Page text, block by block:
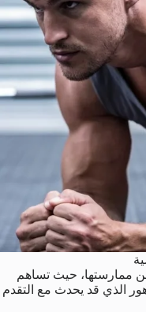
ممارستها، حيث تساهم
الذي قد يحدث مع التقدم